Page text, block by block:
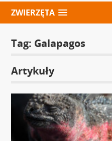
ZWIERZĘTA
Tag: Galapagos
Artykuły